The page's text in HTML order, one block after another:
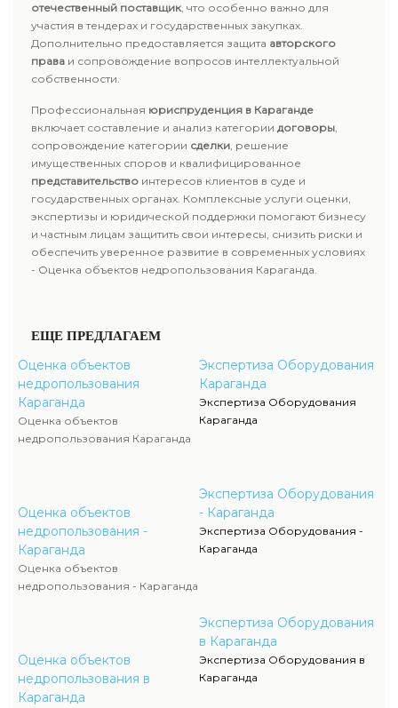
отечественный поставщик, что особенно важно для
участия в тендерах и государственных закупках.
Дополнительно предоставляется защита авторского
права и сопровождение вопросов интеллектуальной
собственности.
Профессиональная юриспруденция в Караганде
включает составление и анализ категории договоры,
сопровождение категории сделки, решение
имущественных споров и квалифицированное
представительство интересов клиентов в суде и
государственных органах. Комплексные услуги оценки,
экспертизы и юридической поддержки помогают бизнесу
и частным лицам защитить свои интересы, снизить риски и
обеспечить уверенное развитие в современных условиях
- Оценка объектов недропользования Караганда.
ЕЩЕ ПРЕДЛАГАЕМ
Оценка объектов
недропользования
Караганда
Оценка объектов
недропользования Караганда
Оценка объектов
недропользования -
Караганда
Оценка объектов
недропользования - Караганда
Оценка объектов
недропользования в
Караганда
Экспертиза Оборудования
Караганда
Экспертиза Оборудования
Караганда
Экспертиза Оборудования
- Караганда
Экспертиза Оборудования -
Караганда
Экспертиза Оборудования
в Караганда
Экспертиза Оборудования в
Караганда